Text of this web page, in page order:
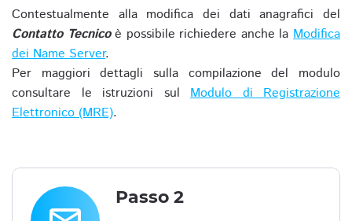
Contestualmente alla modifica dei dati anagrafici del
Contatto Tecnicoè possibile richiedere anche laModifica
dei Name Server.
Per maggiori dettagli sulla compilazione del modulo
consultare le istruzioni sul Modulo di Registrazione
Elettronico (MRE).
Passo 2